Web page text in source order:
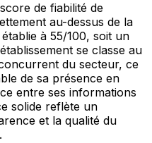
de fiabilité de
au-dessus de la
à 55/100, soit un
se classe au
du secteur, ce
de sa présence en
entre ses informations
solide reflète un
et la qualité du